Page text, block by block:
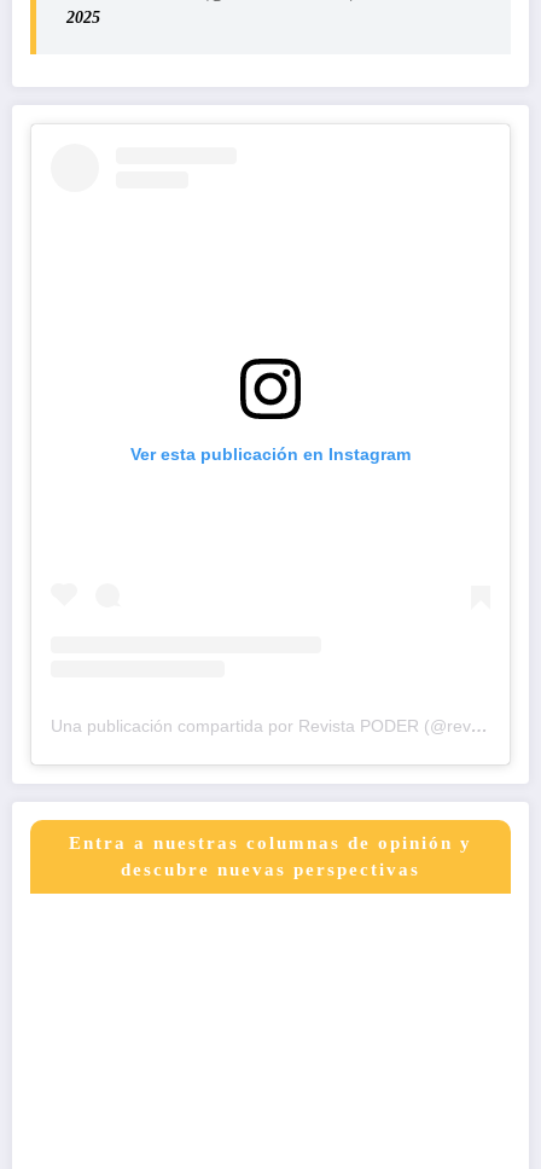
2025
Ver esta publicación en Instagram
Una publicación compartida por Revista PODER (@revistapodercol)
Entra a nuestras columnas de opinión y
descubre nuevas perspectivas